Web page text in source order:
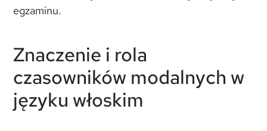
egzaminu.
Znaczenie i rola
czasowników modalnych w
języku włoskim